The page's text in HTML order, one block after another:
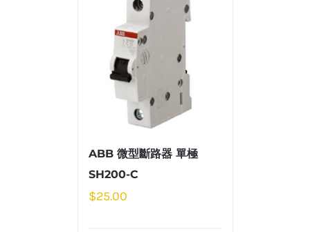
ABB 微型斷路器 單極
SH200-C
$25.00